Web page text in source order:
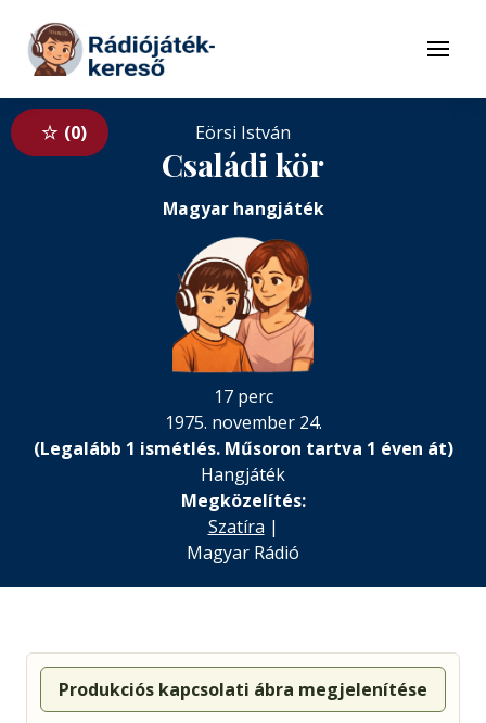
Tovább a tartalomhoz
Menü
0 Eörsi István
Családi kör
Magyar hangjáték
17 perc
1975. november 24.
(Legalább 1 ismétlés. Műsoron tartva 1 éven át)
Hangjáték
Megközelítés:
Szatíra |
Magyar Rádió
Produkciós kapcsolati ábra megjelenítése